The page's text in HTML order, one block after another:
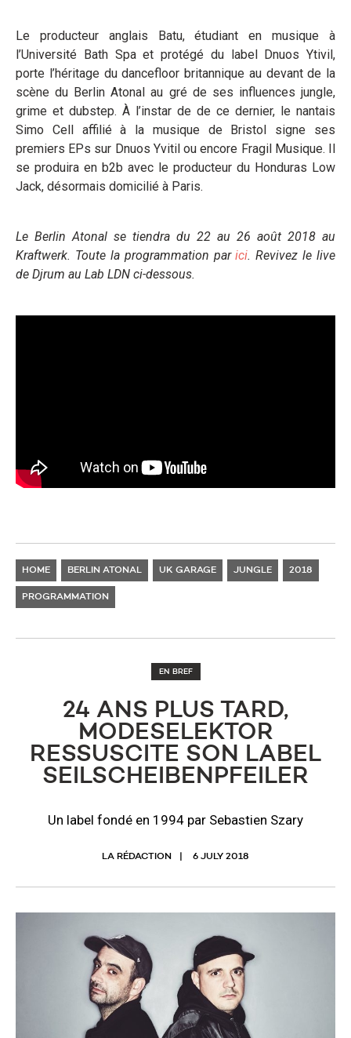
Le producteur anglais Batu, étudiant en musique à
l’Université Bath Spa et protégé du label Dnuos Ytivil,
porte l’héritage du dancefloor britannique au devant de la
scène du Berlin Atonal au gré de ses influences jungle,
grime et dubstep. À l’instar de de ce dernier, le nantais
Simo Cell affilié à la musique de Bristol signe ses
premiers EPs sur Dnuos Yvitil ou encore Fragil Musique. Il
se produira en b2b avec le producteur du Honduras Low
Jack, désormais domicilié à Paris.
Le Berlin Atonal se tiendra du 22 au 26 août 2018 au
Kraftwerk. Toute la programmation parici. Revivez le live
de Djrum au Lab LDN ci-dessous.
HOME BERLIN ATONAL UK GARAGE JUNGLE 2018
PROGRAMMATION
EN BREF
24 ANS PLUS TARD,
MODESELEKTOR
RESSUSCITE SON LABEL
SEILSCHEIBENPFEILER
Un label fondé en 1994 par Sebastien Szary
LA RÉDACTION 6 JULY 2018